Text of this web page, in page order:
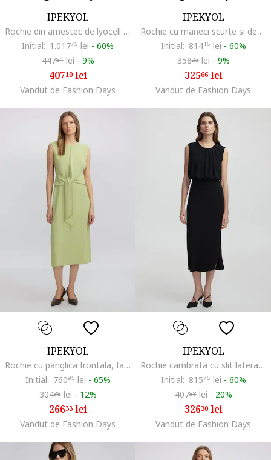
IPEKYOL
Rochie din amestec de lyocell cu buzunare laterale, Albastru ultramarin
Initial: 1.01775 lei - 60%
44781lei - 9%
40710lei
Vandut de Fashion Days
IPEKYOL
Rochie cu maneci scurte si detalii cu fronseuri, Albastru deschis neon
Initial: 81415 lei - 60%
35823lei - 9%
32566lei
Vandut de Fashion Days
IPEKYOL
Rochie cu panglica frontala, fara maneci, Galben pai
Initial: 76095 lei - 65%
30438lei - 12%
26633lei
Vandut de Fashion Days
IPEKYOL
Rochie cambrata cu slit lateral, Negru
Initial: 81575 lei - 60%
40788lei - 20%
32630lei
Vandut de Fashion Days